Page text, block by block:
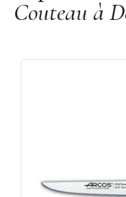
Couteau à